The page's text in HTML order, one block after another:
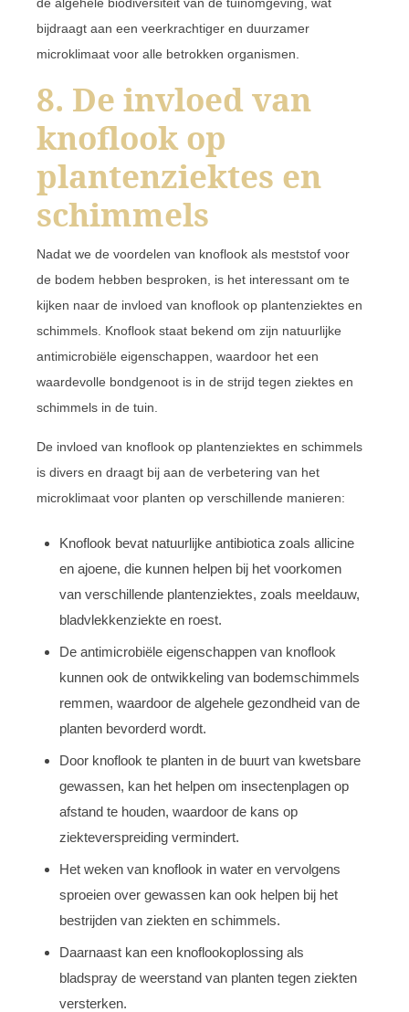
bijdraagt aan een veerkrachtiger en duurzamer
microklimaat voor alle betrokken organismen.
8. De invloed van
knoflook op
plantenziektes en
schimmels
Nadat we de voordelen van knoflook als meststof voor
de bodem hebben besproken, is het interessant om te
kijken naar de invloed van knoflook op plantenziektes en
schimmels. Knoflook staat bekend om zijn natuurlijke
antimicrobiële eigenschappen, waardoor het een
waardevolle bondgenoot is in de strijd tegen ziektes en
schimmels in de tuin.
De invloed van knoflook op plantenziektes en schimmels
is divers en draagt bij aan de verbetering van het
microklimaat voor planten op verschillende manieren:
Knoflook bevat natuurlijke antibiotica zoals allicine
en ajoene, die kunnen helpen bij het voorkomen
van verschillende plantenziektes, zoals meeldauw,
bladvlekkenziekte en roest.
De antimicrobiële eigenschappen van knoflook
kunnen ook de ontwikkeling van bodemschimmels
remmen, waardoor de algehele gezondheid van de
planten bevorderd wordt.
Door knoflook te planten in de buurt van kwetsbare
gewassen, kan het helpen om insectenplagen op
afstand te houden, waardoor de kans op
ziekteverspreiding vermindert.
Het weken van knoflook in water en vervolgens
sproeien over gewassen kan ook helpen bij het
bestrijden van ziekten en schimmels.
Daarnaast kan een knoflookoplossing als
bladspray de weerstand van planten tegen ziekten
versterken.